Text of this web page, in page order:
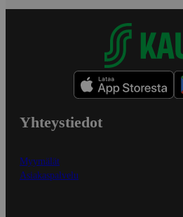
Yhteystiedot
Myymälät
Asiakaspalvelu